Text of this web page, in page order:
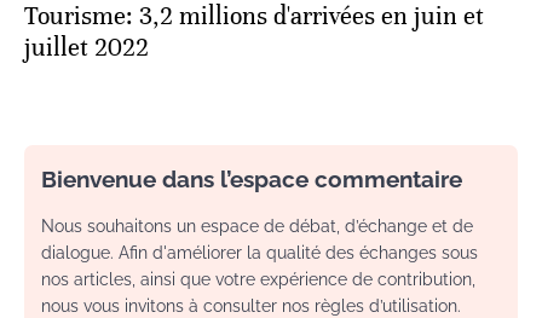
Tourisme: 3,2 millions d'arrivées en juin et
juillet 2022
Bienvenue dans l’espace commentaire
Nous souhaitons un espace de débat, d’échange et de
dialogue. Afin d'améliorer la qualité des échanges sous
nos articles, ainsi que votre expérience de contribution,
nous vous invitons à consulter nos règles d’utilisation.